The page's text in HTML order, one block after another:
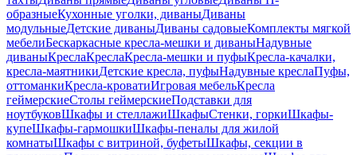
образныеКухонные уголки, диваныДиваны
модульныеДетские диваныДиваны садовыеКомплекты мягкой
мебелиБескаркасные кресла-мешки и диваныНадувные
диваныКреслаКреслаКресла-мешки и пуфыКресла-качалки,
кресла-маятникиДетские кресла, пуфыНадувные креслаПуфы,
оттоманкиКресла-кроватиИгровая мебельКресла
геймерскиеСтолы геймерскиеПодставки для
ноутбуковШкафы и стеллажиШкафыСтенки, горкиШкафы-
купеШкафы-гармошкиШкафы-пеналы для жилой
комнатыШкафы с витриной, буфетыШкафы, секции в